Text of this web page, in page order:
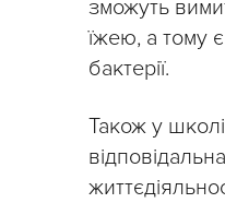
зможуть
їжею, а тому
бактерії.
Також у